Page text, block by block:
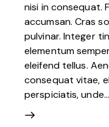
nisi in consequat.
accumsan. Cras
pulvinar. Integer
elementum
eleifend tellus.
consequat vitae,
perspiciatis, unde…